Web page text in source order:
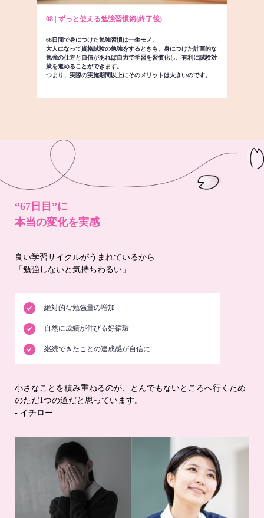
08 | ずっと使える勉強習慣術(終了後)
66日間で身につけた勉強習慣は一生モノ。
大人になって資格試験の勉強をするときも、身につけた計画的な
勉強の仕方と自信があれば自力で学習を習慣化し、有利に試験対
策を進めることができます。
つまり、実際の実施期間以上にそのメリットは大きいのです。
“67日目”に
本当の変化を実感
良い学習サイクルがうまれているから
「勉強しないと気持ちわるい」
絶対的な勉強量の増加
自然に成績が伸びる好循環
継続できたことの達成感が自信に
小さなことを積み重ねるのが、とんでもないところへ行くため
のただ1つの道だと思っています。
- イチロー